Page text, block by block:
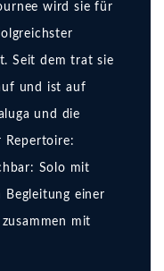
wird sie für
Seit dem trat sie
und ist auf
und die
Repertoire:
Solo mit
einer
mit